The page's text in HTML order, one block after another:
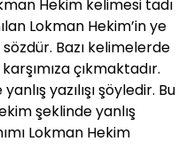
Hekim kelimesi tadı
Lokman Hekim’in ye
Bazı kelimelerde
çıkmaktadır.
yazılışı şöyledir. Bu
şeklinde yanlış
Lokman Hekim